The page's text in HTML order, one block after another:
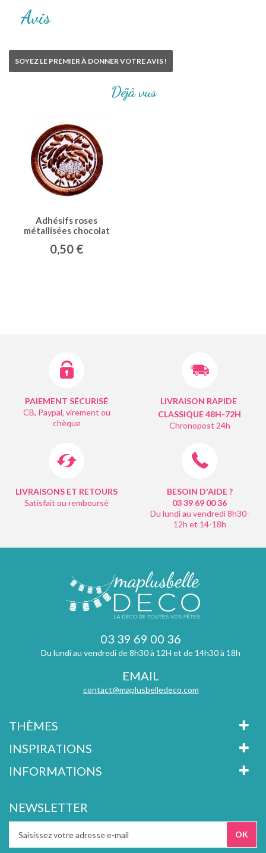
Avis
SOYEZ LE PREMIER À DONNER VOTRE AVIS !
Déjà vus
Adhésifs roses
métallisées chocolat
0,50 €
PAIEMENT SÉCURISÉ
CB, Paypal, virement ou
chèque
LIVRAISON RAPIDE
CLASSIQUE 48H-72H
Chronopost 24h
LIVRAISONS ET RETOURS
Satisfait ou remboursé
BESOIN D'AIDE ?
03 39 69 0036
Du lundi au vendredi 8h30-
12h et 14-18h
03 39 69 00 36
Du lundi au vendredi de 8h30 à 12H et de 14h30 à 18h
EMAIL
contact@maplusbelledeco.com
THÈMES
INSPIRATIONS
INFORMATIONS
NEWSLETTER